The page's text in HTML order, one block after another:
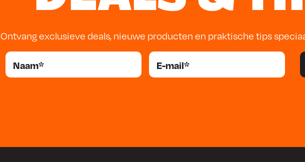
Ontvang exclusieve deals, nieuwe producten en praktische tips